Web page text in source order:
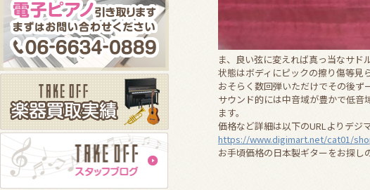
ま、良い弦に変えれば真っ当なサド
状態はボディにピックの擦り傷等見
おそらく数回弾いただけでその後ず
サウンド的には中音域が豊かで低音
ます。
価格など詳細は以下のURLよりデジ
https://www.digimart.net/cat01/
お手頃価格の日本製ギターをお探し